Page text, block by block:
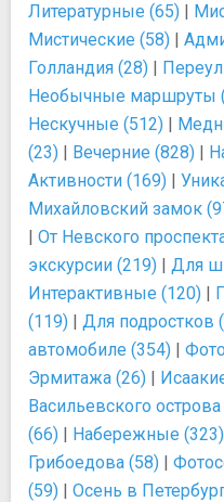
Литературные (65) |
Мистические (58) |
Голландия (28) |
Необычные маршруты
Нескучные (512) |
(23) | Вечерние (828) |
Активности (169) |
Михайловский замок
| От Невского
экскурсии (219) | Для
Интерактивные (120) |
(119) | Для подростков
автомобиле (354) |
Эрмитажа (26) |
Васильевского
(66) | Набережные (323)
Грибоедова (58) |
(59) | Осень в